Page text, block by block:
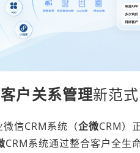
客户关系管理新范式
信CRM系统（企微CRM）
CRM系统通过整合客户全生